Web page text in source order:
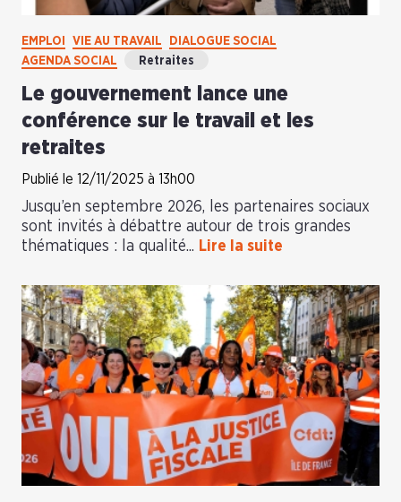
EMPLOI VIE AU TRAVAIL
DIALOGUE SOCIAL
AGENDA SOCIAL
Retraites
Le gouvernement lance une
conférence sur le travail et les
retraites
Publié le 12/11/2025 à 13h00
Jusqu’en septembre 2026, les partenaires sociaux
sont invités à débattre autour de trois grandes
thématiques : la qualité... Lire la suite